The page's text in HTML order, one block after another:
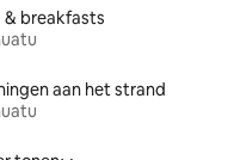
& breakfasts
aan het strand